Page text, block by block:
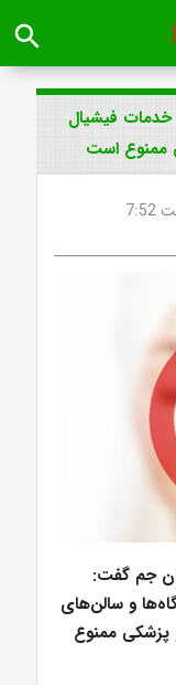
search
فیشیال
ممنوع است
جم گفت:
و سالن‌های
پزشکی ممنوع